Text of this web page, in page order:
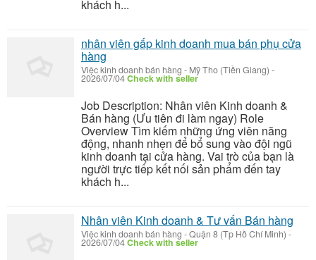
khách h...
nhân viên gấp kinh doanh mua bán phụ cửa
hàng
Việc kinh doanh bán hàng - Mỹ Tho (Tiền Giang) -
2026/07/04Check with seller
Job Description: Nhân viên Kinh doanh &
Bán hàng (Ưu tiên đi làm ngay) Role
Overview Tìm kiếm những ứng viên năng
động, nhanh nhẹn để bổ sung vào đội ngũ
kinh doanh tại cửa hàng. Vai trò của bạn là
người trực tiếp kết nối sản phẩm đến tay
khách h...
Nhân viên Kinh doanh & Tư vấn Bán hàng
Việc kinh doanh bán hàng -Quận 8 (Tp Hồ Chí Minh) -
2026/07/04Check with seller